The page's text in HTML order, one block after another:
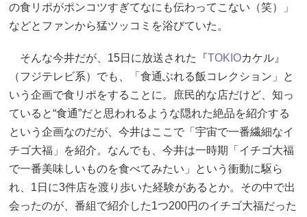
の食リポがポンコツすぎてなにも伝わってこない（笑）」
などとファンから猛ツッコミを浴びていた。
そんな今井だが、15日に放送された『TOKIOカケル』
（フジテレビ系）でも、「食通ぶれる飯コレクション」と
いう企画で食リポをすることに。庶民的な店だけど、知っ
ていると“食通”だと思われるような隠れた絶品を紹介する
という企画なのだが、今井はここで「宇宙で一番繊細なイ
チゴ大福」を紹介。なんでも、今井は一時期「イチゴ大福
で一番美味しいものを食べてみたい」という衝動に駆ら
れ、1日に3件店を渡り歩いた経験があるとか。その中で出
会ったのが、番組で紹介した1つ200円のイチゴ大福だった